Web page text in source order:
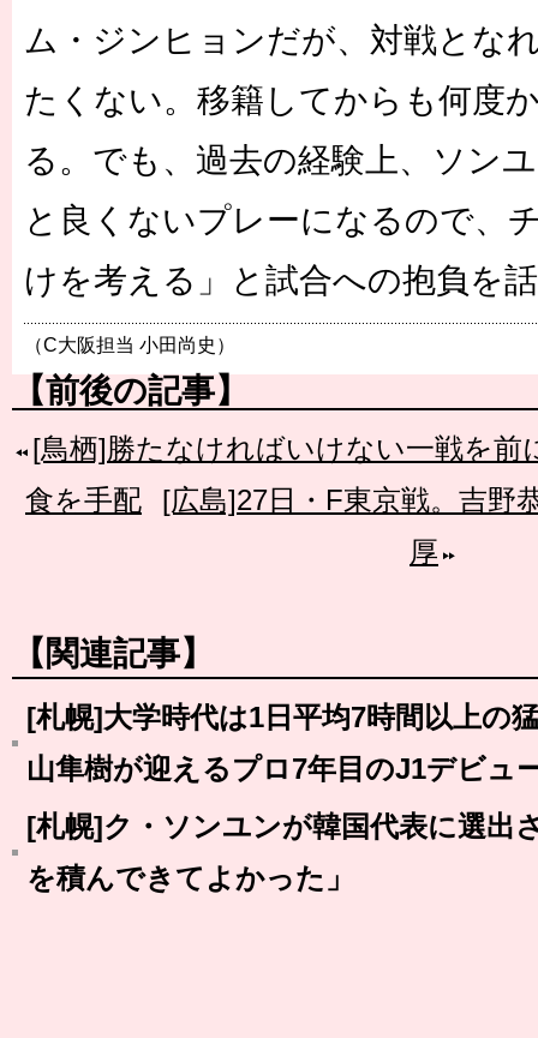
ム・ジンヒョンだが、対戦とな
たくない。移籍してからも何度
る。でも、過去の経験上、ソン
と良くないプレーになるので、
けを考える」と試合への抱負を
（C大阪担当 小田尚史）
【前後の記事】
[鳥栖]勝たなければいけない一戦を前
食を手配
[広島]27日・F東京戦。吉野
厚
【関連記事】
[札幌]大学時代は1日平均7時間以上の
山隼樹が迎えるプロ7年目のJ1デビュ
[札幌]ク・ソンユンが韓国代表に選出
を積んできてよかった」